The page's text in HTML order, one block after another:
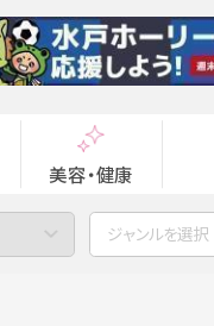
美容・健康
ジャンルを選択